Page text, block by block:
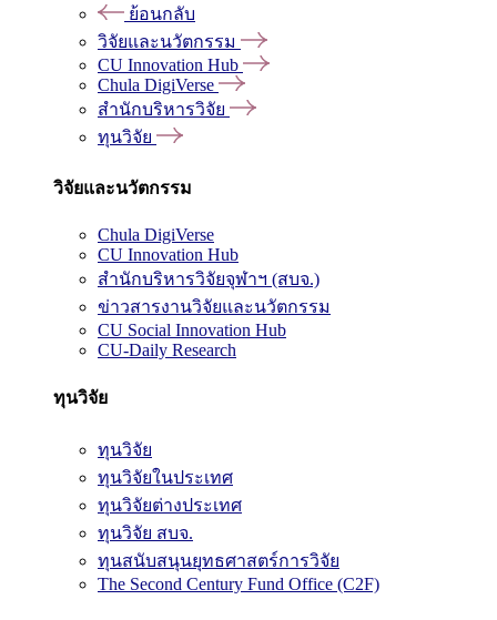
ย้อนกลับ
วิจัยและนวัตกรรม
CU Innovation Hub
Chula DigiVerse
สำนักบริหารวิจัย
ทุนวิจัย
วิจัยและนวัตกรรม
Chula DigiVerse
CU Innovation Hub
สำนักบริหารวิจัยจุฬาฯ (สบจ.)
ข่าวสารงานวิจัยและนวัตกรรม
CU Social Innovation Hub
CU-Daily Research
ทุนวิจัย
ทุนวิจัย
ทุนวิจัยในประเทศ
ทุนวิจัยต่างประเทศ
ทุนวิจัย สบจ.
ทุนสนับสนุนยุทธศาสตร์การวิจัย
The Second Century Fund Office (C2F)